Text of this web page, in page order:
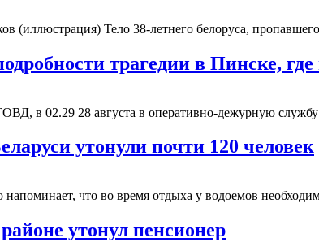
(иллюстрация) Тело 38-летнего белоруса,
трагедии в Пинске,
в 02.29 28 августа в оперативно-дежурную
утонули почти 120 человек
что во время отдыха у водоемов
утонул пенсионер